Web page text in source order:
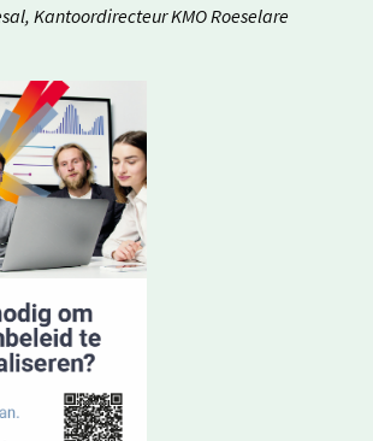
Kantoordirecteur KMO Roeselare